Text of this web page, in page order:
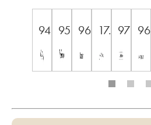
94 95 96 17.5 97 96